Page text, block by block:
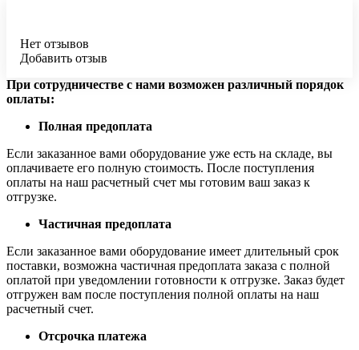
Нет отзывов
Добавить отзыв
При сотрудничестве с нами возможен различный порядок
оплаты:
Полная предоплата
Если заказанное вами оборудование уже есть на складе, вы
оплачиваете его полную стоимость. После поступления
оплаты на наш расчетный счет мы готовим ваш заказ к
отгрузке.
Частичная предоплата
Если заказанное вами оборудование имеет длительный срок
поставки, возможна частичная предоплата заказа с полной
оплатой при уведомлении готовности к отгрузке. Заказ будет
отгружен вам после поступления полной оплаты на наш
расчетный счет.
Отсрочка платежа